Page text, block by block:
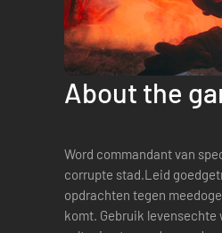
About the
Word commandant van
corrupte stad.Leid
opdrachten tegen
komt. Gebruik